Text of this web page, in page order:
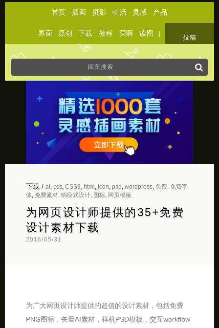
首页 插画 摄影 生活 灵感 产品
界面 原创 下载 教程 买啊 读图 |
投稿
下载 / ai css, CSS3 html icon psd wordpress, 免费, 免费字
体, 免费素材, 响应式设计, 图标, 网页模板
为网页设计师提供的35+免费
设计素材下载
2016/05/31
为广大网页设计师提供的超值的设计素材，包括免费
PNG图标，矢量AI素材，样机PSD模板，交互workflow